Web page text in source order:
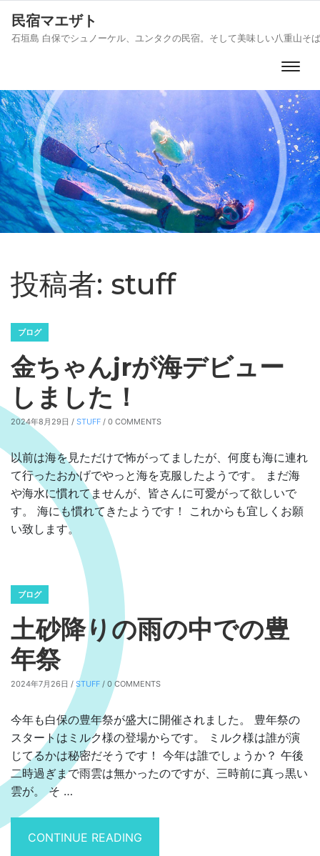
民宿マエザト
石垣島 白保でシュノーケル、ユンタクの民宿。そして美味しい八重山そ
投稿者: stuff
ブログ
金ちゃんjrが海デビュー
しました！
2024年8月29日 / STUFF / 0 COMMENTS
以前は海を見ただけで怖がってましたが、何度も海に連れ
て行ったおかげでやっと海を克服したようです。 まだ海
や海水に慣れてませんが、皆さんに可愛がって欲しいで
す。 海にも慣れてきたようです！ これからも宜しくお願
い致します。
ブログ
土砂降りの雨の中での豊
年祭
2024年7月26日 / STUFF / 0 COMMENTS
今年も白保の豊年祭が盛大に開催されました。 豊年祭の
スタートはミルク様の登場からです。 ミルク様は誰が演
じてるかは秘密だそうです！ 今年は誰でしょうか？ 午後
二時過ぎまで雨雲は無かったのですが、三時前に真っ黒い
雲が。 そ …
CONTINUE READING